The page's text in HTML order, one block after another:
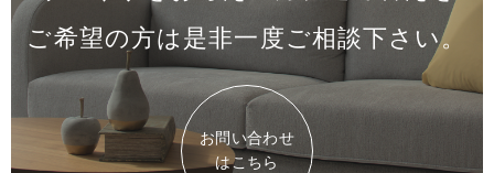
ご希望の方は是非一度ご相談下さい。
お問い合わせ
はこちら